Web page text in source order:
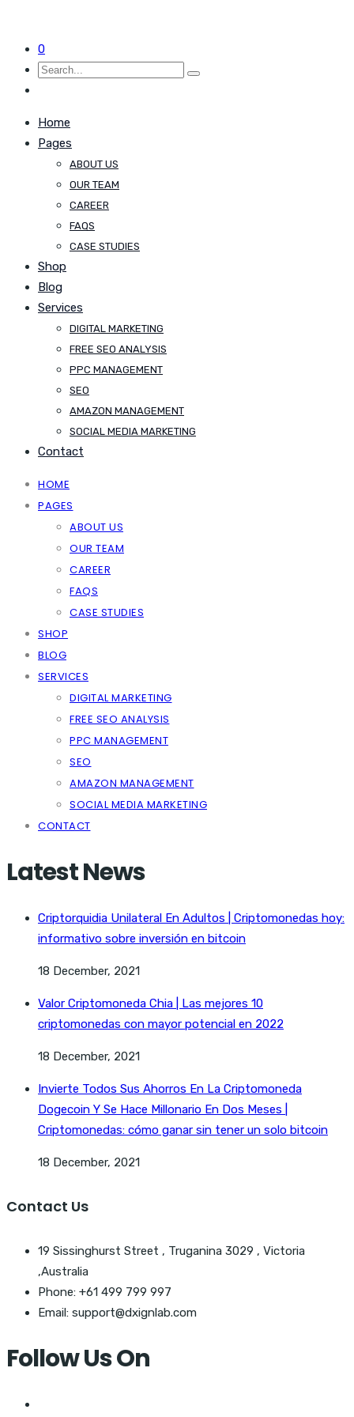
0
Home
Pages
ABOUT US
OUR TEAM
CAREER
FAQS
CASE STUDIES
Shop
Blog
Services
DIGITAL MARKETING
FREE SEO ANALYSIS
PPC MANAGEMENT
SEO
AMAZON MANAGEMENT
SOCIAL MEDIA MARKETING
Contact
HOME
PAGES
ABOUT US
OUR TEAM
CAREER
FAQS
CASE STUDIES
SHOP
BLOG
SERVICES
DIGITAL MARKETING
FREE SEO ANALYSIS
PPC MANAGEMENT
SEO
AMAZON MANAGEMENT
SOCIAL MEDIA MARKETING
CONTACT
Latest News
Criptorquidia Unilateral En Adultos | Criptomonedas hoy:
informativo sobre inversión en bitcoin
18 December, 2021
Valor Criptomoneda Chia | Las mejores 10
criptomonedas con mayor potencial en 2022
18 December, 2021
Invierte Todos Sus Ahorros En La Criptomoneda
Dogecoin Y Se Hace Millonario En Dos Meses |
Criptomonedas: cómo ganar sin tener un solo bitcoin
18 December, 2021
Contact Us
19 Sissinghurst Street , Truganina 3029 , Victoria
,Australia
Phone: +61 499 799 997
Email: support@dxignlab.com
Follow Us On